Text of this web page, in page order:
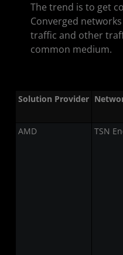
The trend is to get
Converged
traffic and other
common medium.
Solution Provider
AMD TSN